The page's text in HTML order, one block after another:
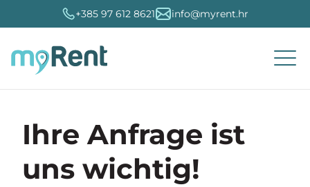
+385 97 612 8621 info@myrent.hr
Ihre Anfrage ist
uns wichtig!
Reisebüros
Kleine Privatvermieter
Verbindung
Channel-Manager
Buchungsportale
Organisation
Immobilienverwaltung
Reservierungen und Kalender
Dynamische Preise
MyRent-Analyse
SEO optimierung
Marketing und optimierung
Booking.com
AirBNB
Über MyRent
Probieren Sie es kostenlos aus
Hrvatski
English